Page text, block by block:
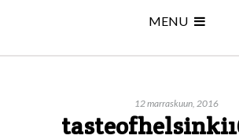
MENU
12 marraskuun, 2016